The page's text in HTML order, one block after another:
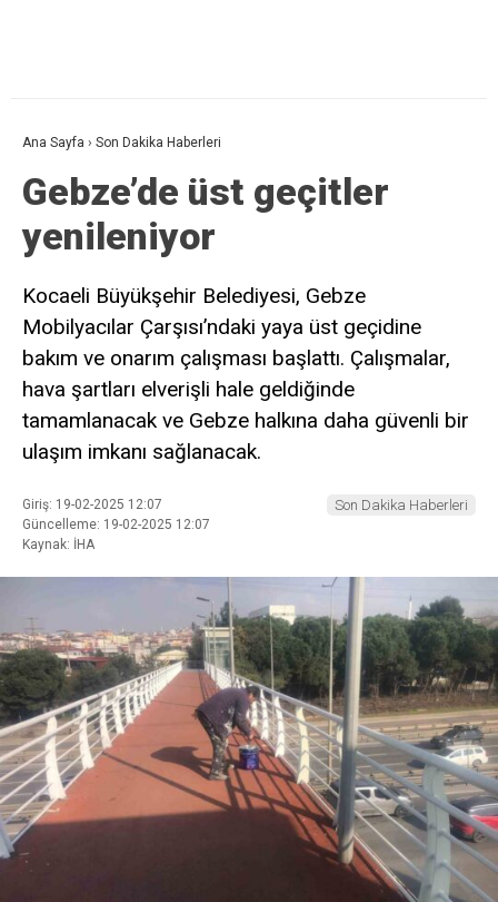
Ana Sayfa › Son Dakika Haberleri
Gebze’de üst geçitler
yenileniyor
Kocaeli Büyükşehir Belediyesi, Gebze
Mobilyacılar Çarşısı’ndaki yaya üst geçidine
bakım ve onarım çalışması başlattı. Çalışmalar,
hava şartları elverişli hale geldiğinde
tamamlanacak ve Gebze halkına daha güvenli bir
ulaşım imkanı sağlanacak.
Giriş: 19-02-2025 12:07
Güncelleme: 19-02-2025 12:07
Kaynak: İHA
Son Dakika Haberleri